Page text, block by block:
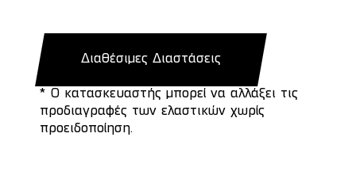
Διαθέσιμες Διαστάσεις
* Ο κατασκευαστής μπορεί να αλλάξει τις
προδιαγραφές των ελαστικών χωρίς
προειδοποίηση.